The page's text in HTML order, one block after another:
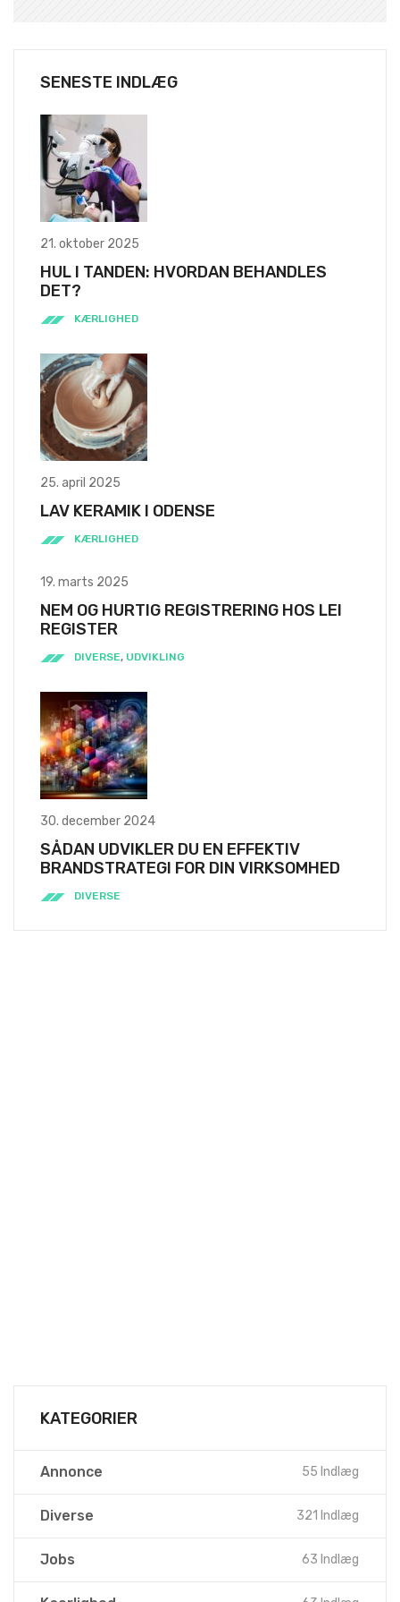
SENESTE INDLÆG
21. oktober 2025
HUL I TANDEN: HVORDAN BEHANDLES
DET?
KÆRLIGHED
25. april 2025
LAV KERAMIK I ODENSE
KÆRLIGHED
19. marts 2025
NEM OG HURTIG REGISTRERING HOS LEI
REGISTER
DIVERSE, UDVIKLING
30. december 2024
SÅDAN UDVIKLER DU EN EFFEKTIV
BRANDSTRATEGI FOR DIN VIRKSOMHED
DIVERSE
KATEGORIER
Annonce 55 Indlæg
Diverse 321 Indlæg
Jobs 63 Indlæg